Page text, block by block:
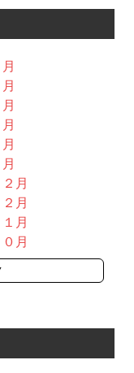
月
月
月
月